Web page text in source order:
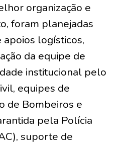
organização e
foram planejadas
apoios logísticos,
da equipe de
institucional pelo
equipes de
de Bombeiros e
pela Polícia
suporte de